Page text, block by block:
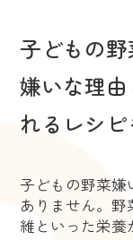
子どもの野
嫌いな理
れるレシピ
子どもの野菜嫌
ありません。
維といった栄養